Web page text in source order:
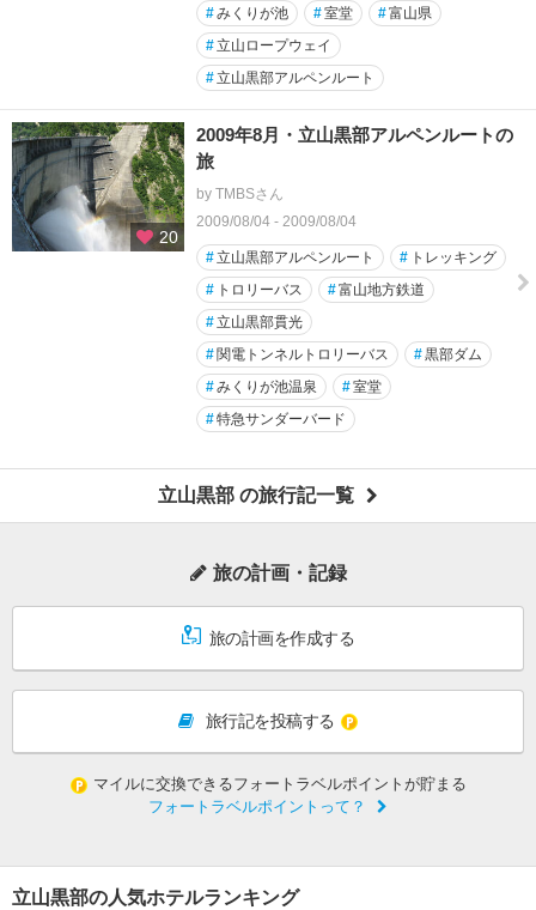
#みくりが池 #室堂 #富山県
#立山ロープウェイ
#立山黒部アルペンルート
20
2009年8月・立山黒部アルペンルートの
旅
by TMBSさん
2009/08/04 - 2009/08/04
#立山黒部アルペンルート # トレッキング
# トロリーバス #富山地方鉄道
#立山黒部貫光
# 関電トンネルトロリーバス #黒部ダム
#みくりが池温泉 #室堂
#特急サンダーバード
立山黒部 の旅行記一覧
旅の計画・記録
旅の計画を作成する
旅行記を投稿する
マイルに交換できるフォートラベルポイントが貯まる
フォートラベルポイントって？
立山黒部の人気ホテルランキング